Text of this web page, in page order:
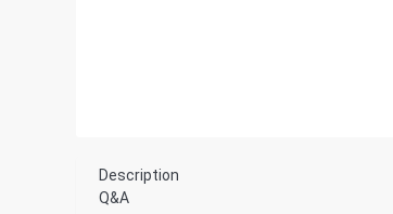
Description
Q&A